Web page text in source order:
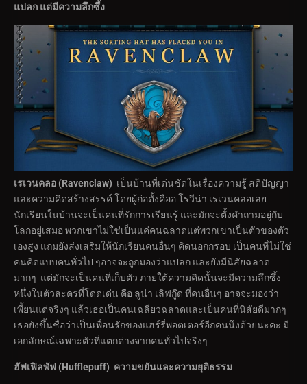
แปลก แต่มีความลึกซึ้ง
เรเวนคลอ (Ravenclaw) เป็นบ้านที่เด่นชัดในเรื่องความรู้ สติปัญญา
และความคิดสร้างสรรค์ โดยผู้ก่อตั้งคืออ โรวีน่า เรเวนคลอเลย
นักเรียนในบ้านจะเป็นคนที่รักการเรียนรู้ และมักจะตั้งคำถามอยู่กับ
โลกอยู่เสมอ พวกเขาไม่ใช่เป็นแค่คนฉลาดแต่พวกเขาเป็นตัวของตัว
เองสูง แถมยังส่งเสริมให้นักเรียนคนอื่นๆ คิดนอกกรอบ เป็นคนที่ไม่ใช่
คนคิดแบบคนทั่วไป ๆอาจจะถูกมองว่าแปลก และยังมีนิสัยฉลาด
มากๆ แต่มักจะเป็นคนที่เก็บตัว ภายใต้ความคิดนั้นจะมีความลึกซึ้ง
หนึ่งในตัวละครที่โดดเด่น คือ ลูน่า เลิฟกู๊ด ที่คนอื่นๆ อาจจะมองว่า
เพี้ยนแต่จริงๆ แล้วเธอเป็นคนเฉลียวฉลาดและเป็นคนที่นิสัยดีมากๆ
เธอยังขึ้นชื่อว่าเป็นเพื่อนรักของแฮร์รี่พอตเตอร์อีกคนนึงด้วยนะคะ มี
เอกลักษณ์เฉพาะตัวที่แตกต่างจากคนทั่วไปจริงๆ
ฮัฟเฟิลพัฟ (Hufflepuff) ความขยันและความยุติธรรม